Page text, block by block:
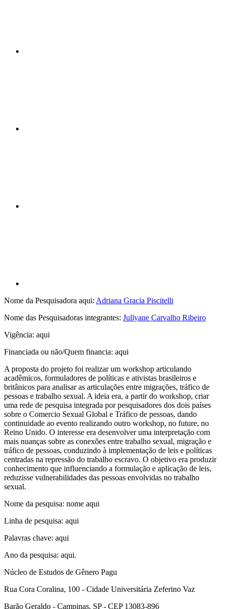
Nome da Pesquisadora aqui: Adriana Gracia Piscitelli
Nome das Pesquisadoras integrantes: Jullyane Carvalho Ribeiro
Vigência: aqui
Financiada ou não/Quem financia: aqui
A proposta do projeto foi realizar um workshop articulando
acadêmicos, formuladores de políticas e ativistas brasileiros e
britânicos para analisar as articulações entre migrações, tráfico de
pessoas e trabalho sexual. A ideia era, a partir do workshop, criar
uma rede de pesquisa integrada por pesquisadores dos dois países
sobre o Comercio Sexual Global e Tráfico de pessoas, dando
continuidade ao evento realizando outro workshop, no future, no
Reino Unido. O interesse era desenvolver uma interpretação com
mais nuanças sobre as conexões entre trabalho sexual, migração e
tráfico de pessoas, conduzindo à implementação de leis e políticas
centradas na repressão do trabalho escravo. O objetivo era produzir
conhecimento que influenciando a formulação e aplicação de leis,
reduzisse vulnerabilidades das pessoas envolvidas no trabalho
sexual.
Nome da pesquisa: nome aqui
Linha de pesquisa: aqui
Palavras chave: aqui
Ano da pesquisa: aqui.
Núcleo de Estudos de Gênero Pagu
Rua Cora Coralina, 100 - Cidade Universitária Zeferino Vaz
Barão Geraldo - Campinas, SP - CEP 13083-896